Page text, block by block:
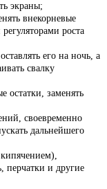
экраны;
внекорневые
роста
его на ночь, а
свалку
остатки, заменять
своевременно
дальнейшего
перчатки и другие